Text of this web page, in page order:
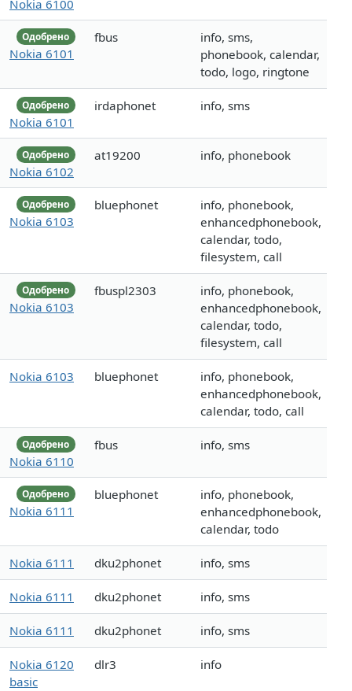
Nokia 6100
Одобрено
Nokia 6101
fbus
info, sms,
phonebook, calendar,
todo, logo, ringtone
Одобрено
Nokia 6101
irdaphonet info, sms
Одобрено
Nokia 6102
at19200 info, phonebook
Одобрено
Nokia 6103
bluephonet
info, phonebook,
enhancedphonebook,
calendar, todo,
filesystem, call
Одобрено
Nokia 6103
fbuspl2303
info, phonebook,
enhancedphonebook,
calendar, todo,
filesystem, call
Nokia 6103 bluephonet
info, phonebook,
enhancedphonebook,
calendar, todo, call
Одобрено
Nokia 6110
fbus info, sms
Одобрено
Nokia 6111
bluephonet
info, phonebook,
enhancedphonebook,
calendar, todo
Nokia 6111 dku2phonet info, sms
Nokia 6111 dku2phonet info, sms
Nokia 6111 dku2phonet info, sms
Nokia 6120
basic
dlr3 info